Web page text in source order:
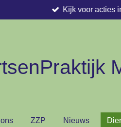
Kijk voor acties
ZZP Nieuws